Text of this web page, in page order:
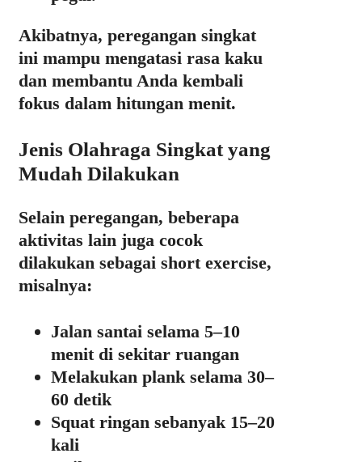
Akibatnya, peregangan singkat
ini mampu mengatasi rasa kaku
dan membantu Anda kembali
fokus dalam hitungan menit.
Jenis Olahraga Singkat yang
Mudah Dilakukan
Selain peregangan, beberapa
aktivitas lain juga cocok
dilakukan sebagai short exercise,
misalnya:
Jalan santai selama 5–10
menit di sekitar ruangan
Melakukan plank selama 30–
60 detik
Squat ringan sebanyak 15–20
kali